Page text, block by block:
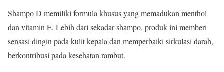
Shampo D memiliki formula khusus yang memadukan menthol
dan vitamin E. Lebih dari sekadar shampo, produk ini memberi
sensasi dingin pada kulit kepala dan memperbaiki sirkulasi darah,
berkontribusi pada kesehatan rambut.